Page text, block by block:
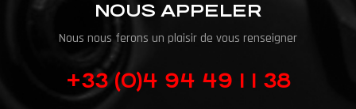
NOUS APPELER
Nous nous ferons un plaisir de vous renseigner
+33 (0)4 94 49 1 1 38